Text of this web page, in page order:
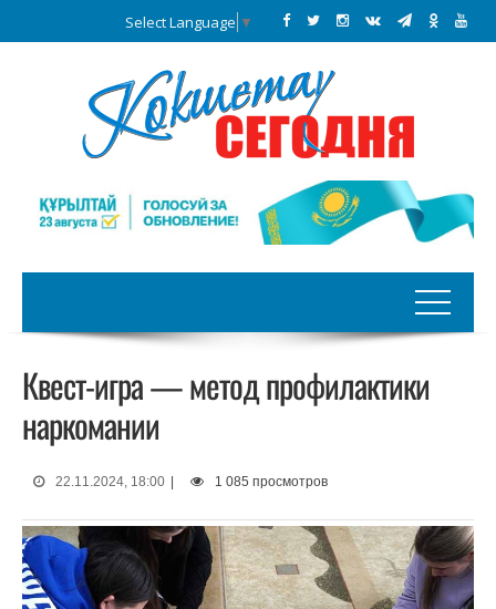
Select Language ▼
Квест-игра — метод профилактики
наркомании
22.11.2024, 18:00 1 085 просмотров